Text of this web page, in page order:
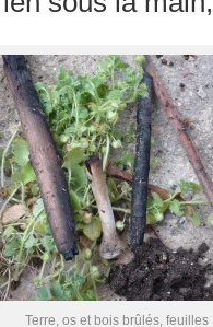
Terre, os et bois brûlés, feuilles